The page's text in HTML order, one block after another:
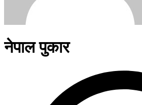
नेपाल पुकार